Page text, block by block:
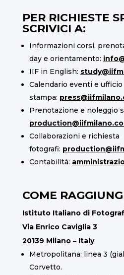
PER RICHIESTE
SCRIVICI A:
Informazioni corsi,
day e orientamento:
IIF in English:
Calendario eventi e ufficio
stampa:
Prenotazione e noleggio
Collaborazioni e richiesta
fotografi:
Contabilità:
COME
Istituto Italiano di
Via Enrico Caviglia 3
20139 Milano – Italy
Metropolitana: linea 3
Corvetto.